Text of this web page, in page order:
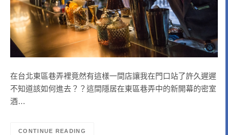
在台北東區巷弄裡竟然有這樣一間店讓我在門口站了許久遲遲
不知道該如何進去？？這間隱居在東區巷弄中的新開幕的密室
酒…
CONTINUE READING